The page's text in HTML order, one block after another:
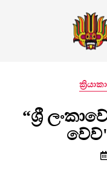
“ශ්‍රී